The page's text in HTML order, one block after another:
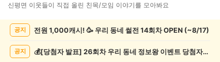
신평면 이웃들이 직접 올린 친목/모임 이야기를 모아봐요
공지 전원 1,000캐시! 🥳 우리 동네 썰전 14회차 OPEN (~8/17)
공지 💰[당첨자 발표] 26회차 우리 동네 정보왕 이벤트 당첨자를 발표합니다!